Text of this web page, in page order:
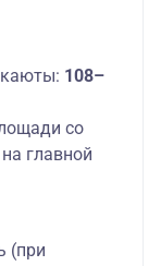
каюты: 108–
со
главной
(при